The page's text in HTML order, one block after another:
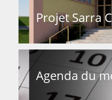
Projet Sarra
Agenda du